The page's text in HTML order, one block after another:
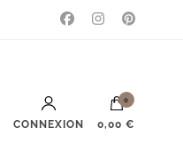
CONNEXION
0
0,00 €